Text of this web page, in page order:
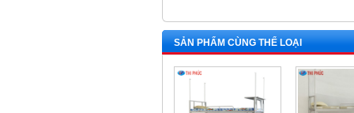
SẢN PHẨM CÙNG THỂ LOẠI